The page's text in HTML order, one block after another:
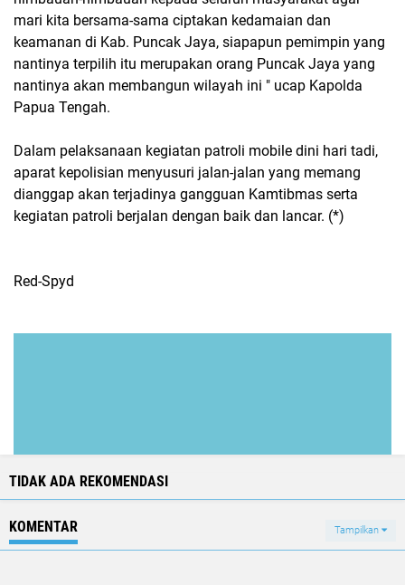
mari kita bersama-sama ciptakan kedamaian dan
keamanan di Kab. Puncak Jaya, siapapun pemimpin yang
nantinya terpilih itu merupakan orang Puncak Jaya yang
nantinya akan membangun wilayah ini " ucap Kapolda
Papua Tengah.
Dalam pelaksanaan kegiatan patroli mobile dini hari tadi,
aparat kepolisian menyusuri jalan-jalan yang memang
dianggap akan terjadinya gangguan Kamtibmas serta
kegiatan patroli berjalan dengan baik dan lancar. (*)
Red-Spyd
TIDAK ADA REKOMENDASI
KOMENTAR Tampilkan